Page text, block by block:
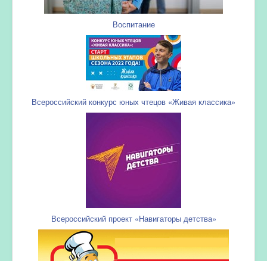
Воспитание
Всероссийский конкурс юных чтецов «Живая классика»
Всероссийский проект «Навигаторы детства»